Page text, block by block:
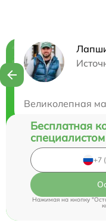
Великолепная
Нужна
Бесплатная
специалистом
Нажимая на кнопку